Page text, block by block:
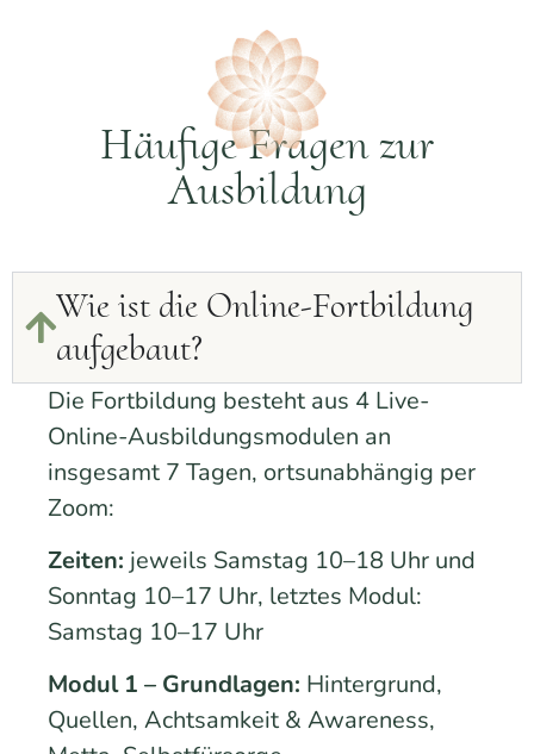
Häufige Fragen zur
Ausbildung
Wie ist die Online-Fortbildung
aufgebaut?
Die Fortbildung besteht aus 4 Live-
Online-Ausbildungsmodulen an
insgesamt 7 Tagen, ortsunabhängig per
Zoom:
Zeiten: jeweils Samstag 10–18 Uhr und
Sonntag 10–17 Uhr, letztes Modul:
Samstag 10–17 Uhr
Modul 1 – Grundlagen: Hintergrund,
Quellen, Achtsamkeit & Awareness,